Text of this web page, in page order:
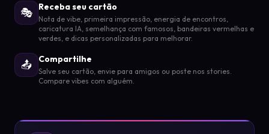
🎭 Receba seu cartão
Nota de vibe, primeira impressão, energia de encontros,
caricatura IA, semelhança com famosos, bandeiras vermelhas e
verdes, e dicas personalizadas para melhorar.
📤 Compartilhe
Salve seu cartão, envie para amigos ou poste nos stories.
Compare vibes com alguém.